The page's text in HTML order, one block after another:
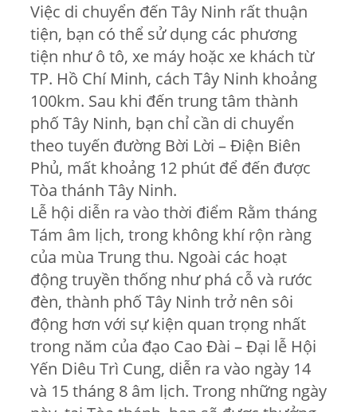
Việc di chuyển đến Tây Ninh rất thuận
tiện, bạn có thể sử dụng các phương
tiện như ô tô, xe máy hoặc xe khách từ
TP. Hồ Chí Minh, cách Tây Ninh khoảng
100km. Sau khi đến trung tâm thành
phố Tây Ninh, bạn chỉ cần di chuyển
theo tuyến đường Bời Lời – Điện Biên
Phủ, mất khoảng 12 phút để đến được
Tòa thánh Tây Ninh.
Lễ hội diễn ra vào thời điểm Rằm tháng
Tám âm lịch, trong không khí rộn ràng
của mùa Trung thu. Ngoài các hoạt
động truyền thống như phá cỗ và rước
đèn, thành phố Tây Ninh trở nên sôi
động hơn với sự kiện quan trọng nhất
trong năm của đạo Cao Đài – Đại lễ Hội
Yến Diêu Trì Cung, diễn ra vào ngày 14
và 15 tháng 8 âm lịch. Trong những ngày